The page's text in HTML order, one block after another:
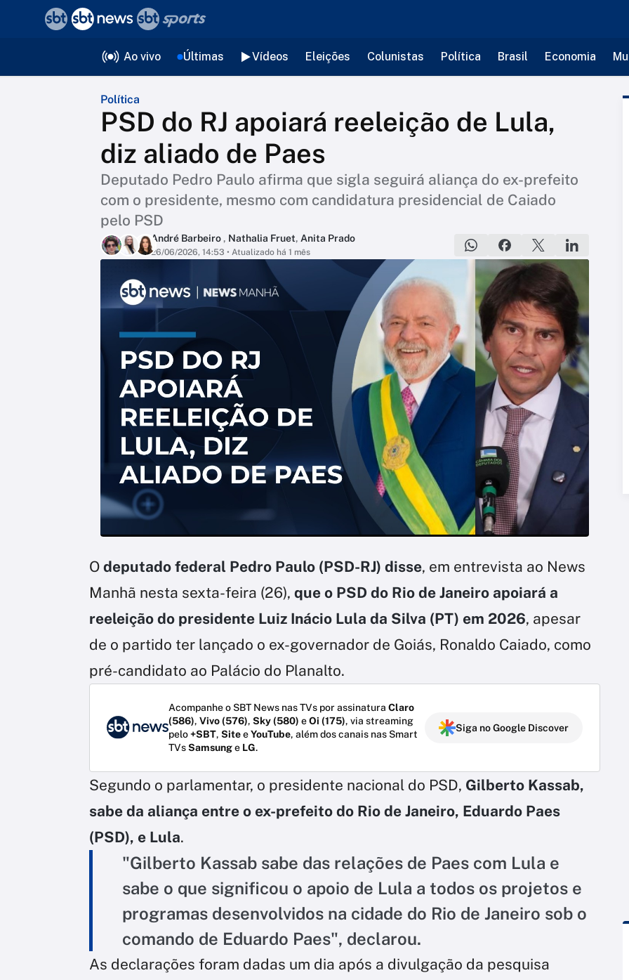
Ao vivo Últimas Vídeos Eleições Colunistas Política Brasil Economia
Política
PSD do RJ apoiará reeleição de Lula,
diz aliado de Paes
Deputado Pedro Paulo afirma que sigla seguirá aliança do ex-prefeito
com o presidente, mesmo com candidatura presidencial de Caiado
pelo PSD
André Barbeiro, Nathalia Fruet, Anita Prado
26/06/2026, 14:53 • Atualizado há 1 mês
O deputado federal Pedro Paulo (PSD-RJ) disse, em entrevista ao News
Manhã nesta sexta-feira (26), que o PSD do Rio de Janeiro apoiará a
reeleição do presidente Luiz Inácio Lula da Silva (PT) em 2026, apesar
de o partido ter lançado o ex-governador de Goiás, Ronaldo Caiado, como
pré-candidato ao Palácio do Planalto.
Acompanhe o SBT News nas TVs por assinatura Claro
(586), Vivo (576), Sky (580) eOi (175), via streaming
pelo+SBT, SiteeYouTube, além dos canais nas Smart
TVsSamsunge LG.
Siga no Google Discover
Segundo o parlamentar, o presidente nacional do PSD, Gilberto Kassab,
sabe da aliança entre o ex-prefeito do Rio de Janeiro, Eduardo Paes
(PSD), e Lula.
"Gilberto Kassab sabe das relações de Paes com Lula e
sabe o que significou o apoio de Lula a todos os projetos e
programas desenvolvidos na cidade do Rio de Janeiro sob o
comando de Eduardo Paes", declarou.
As declarações foram dadas um dia após a divulgação da pesquisa
voltar
Editorias